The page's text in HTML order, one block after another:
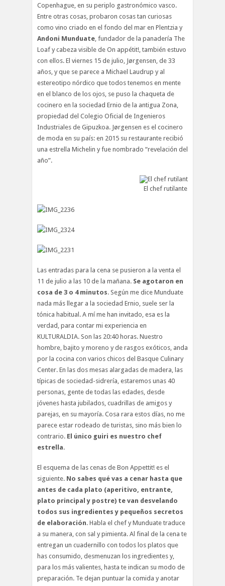
Copenhague, en su periplo gastronómico vasco.
Entre otras cosas, probaron cosas tan curiosas
como vino criado en el fondo del mar en Plentzia y
Andoni Munduate, fundador de la panadería The
Loaf y cabeza visible de On appétit!, también estuvo
con ellos. El viernes 15 de julio, Jørgensen, de 33
años, y que se parece a Michael Laudrup y al
estereotipo nórdico que todos tenemos en mente
en el blanco de los ojos, se puso la chaqueta de
cocinero en la sociedad Ernio de la antigua Zona,
propiedad del Colegio Oficial de Ingenieros
Industriales de Gipuzkoa. Jørgensen es el cocinero
de moda en su país: en 2015 su restaurante recibió
una estrella Michelin y fue nombrado “revelación del
año”.
El chef rutilante
Las entradas para la cena se pusieron a la venta el
11 de julio a las 10 de la mañana. Se agotaron en
cosa de 3 o 4 minutos. Según me dice Munduate
nada más llegar a la sociedad Ernio, suele ser la
tónica habitual. A mí me han invitado, esa es la
verdad, para contar mi experiencia en
KULTURALDIA. Son las 20:40 horas. Nuestro
hombre, bajito y moreno y de rasgos exóticos, anda
por la cocina con varios chicos del Basque Culinary
Center. En las dos mesas alargadas de madera, las
típicas de sociedad-sidrería, estaremos unas 40
personas, gente de todas las edades, desde
jóvenes hasta jubilados, cuadrillas de amigos y
parejas, en su mayoría. Cosa rara estos días, no me
parece estar rodeado de turistas, sino más bien lo
contrario. El único guiri es nuestro chef
estrella.
El esquema de las cenas de Bon Appettit! es el
siguiente. No sabes qué vas a cenar hasta que
antes de cada plato (aperitivo, entrante,
plato principal y postre) te van desvelando
todos sus ingredientes y pequeños secretos
de elaboración. Habla el chef y Munduate traduce
a su manera, con sal y pimienta. Al final de la cena te
entregan un cuadernillo con todos los platos que
has consumido, desmenuzan los ingredientes y,
para los más valientes, hasta te indican su modo de
preparación. Te dejan puntuar la comida y anotar